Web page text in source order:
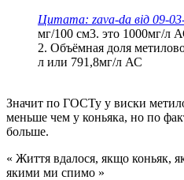
Цитата: zava-da від 09-
мг/100 см3. это 1000мг/л
2. Объёмная доля
л или 791,8мг/л АС
Значит по ГОСТу у виски
меньше чем у коньяка, но по
больше.
« Життя вдалося, якщо коньяк,
якими ми спимо »